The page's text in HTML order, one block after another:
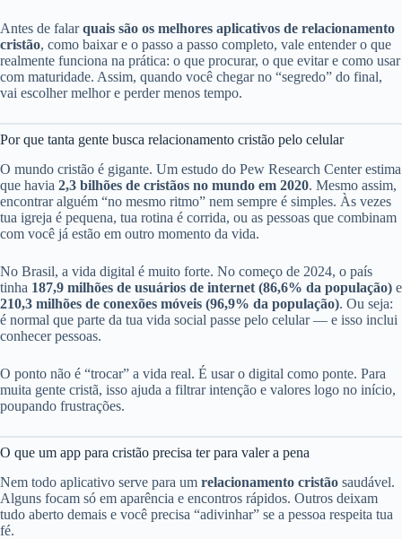
Antes de falarquais são os melhores aplicativos de relacionamento
cristão, como baixar e o passo a passo completo, vale entender o que
realmente funciona na prática: o que procurar, o que evitar e como usar
com maturidade. Assim, quando você chegar no “segredo” do final,
vai escolher melhor e perder menos tempo.
Por que tanta gente busca relacionamento cristão pelo celular
O mundo cristão é gigante. Um estudo do Pew Research Center estima
que havia 2,3 bilhões de cristãos no mundo em 2020. Mesmo assim,
encontrar alguém “no mesmo ritmo” nem sempre é simples. Às vezes
tua igreja é pequena, tua rotina é corrida, ou as pessoas que combinam
com você já estão em outro momento da vida.
No Brasil, a vida digital é muito forte. No começo de 2024, o país
tinha 187,9 milhões de usuários de internet (86,6% da população) e
210,3 milhões de conexões móveis (96,9% da população). Ou seja:
é normal que parte da tua vida social passe pelo celular — e isso inclui
conhecer pessoas.
O ponto não é “trocar” a vida real. É usar o digital como ponte. Para
muita gente cristã, isso ajuda a filtrar intenção e valores logo no início,
poupando frustrações.
O que um app para cristão precisa ter para valer a pena
Nem todo aplicativo serve para um relacionamento cristão saudável.
Alguns focam só em aparência e encontros rápidos. Outros deixam
tudo aberto demais e você precisa “adivinhar” se a pessoa respeita tua
fé.